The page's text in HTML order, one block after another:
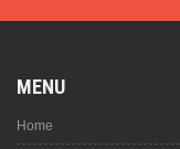
MENU
Home